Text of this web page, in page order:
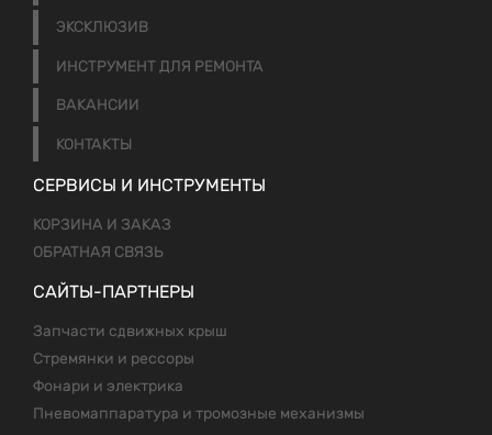
ЭКСКЛЮЗИВ
ИНСТРУМЕНТ ДЛЯ РЕМОНТА
ВАКАНСИИ
КОНТАКТЫ
СЕРВИСЫ И ИНСТРУМЕНТЫ
КОРЗИНА И ЗАКАЗ
ОБРАТНАЯ СВЯЗЬ
САЙТЫ-ПАРТНЕРЫ
Запчасти сдвижных крыш
Стремянки и рессоры
Фонари и электрика
Пневомаппаратура и тромозные механизмы